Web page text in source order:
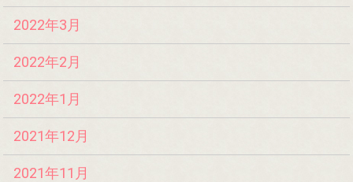
2022年3月
2022年2月
2022年1月
2021年12月
2021年11月